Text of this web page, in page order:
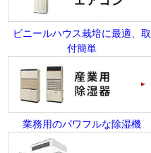
ビニールハウス栽培に最適、取
付簡単
業務用のパワフルな除湿機